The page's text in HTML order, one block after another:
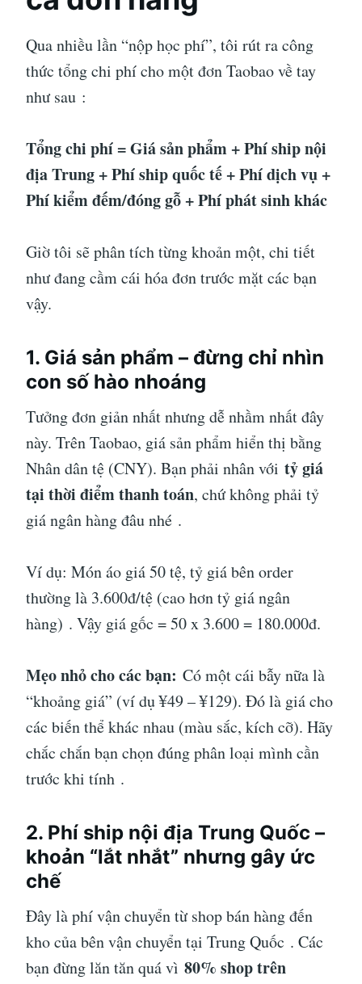
Qua nhiều lần “nộp học phí”, tôi rút ra công
thức tổng chi phí cho một đơn Taobao về tay
như sau :
Tổng chi phí = Giá sản phẩm + Phí ship nội
địa Trung + Phí ship quốc tế + Phí dịch vụ +
Phí kiểm đếm/đóng gỗ + Phí phát sinh khác
Giờ tôi sẽ phân tích từng khoản một, chi tiết
như đang cầm cái hóa đơn trước mặt các bạn
vậy.
1. Giá sản phẩm – đừng chỉ nhìn
con số hào nhoáng
Tưởng đơn giản nhất nhưng dễ nhầm nhất đây
này. Trên Taobao, giá sản phẩm hiển thị bằng
Nhân dân tệ (CNY). Bạn phải nhân với tỷ giá
tại thời điểm thanh toán, chứ không phải tỷ
giá ngân hàng đâu nhé .
Ví dụ: Món áo giá 50 tệ, tỷ giá bên order
thường là 3.600đ/tệ (cao hơn tỷ giá ngân
hàng) . Vậy giá gốc = 50 x 3.600 = 180.000đ.
Mẹo nhỏ cho các bạn: Có một cái bẫy nữa là
“khoảng giá” (ví dụ ¥49 – ¥129). Đó là giá cho
các biến thể khác nhau (màu sắc, kích cỡ). Hãy
chắc chắn bạn chọn đúng phân loại mình cần
trước khi tính .
2. Phí ship nội địa Trung Quốc –
khoản “lắt nhắt” nhưng gây ức
chế
Đây là phí vận chuyển từ shop bán hàng đến
kho của bên vận chuyển tại Trung Quốc . Các
bạn đừng lăn tăn quá vì 80% shop trên